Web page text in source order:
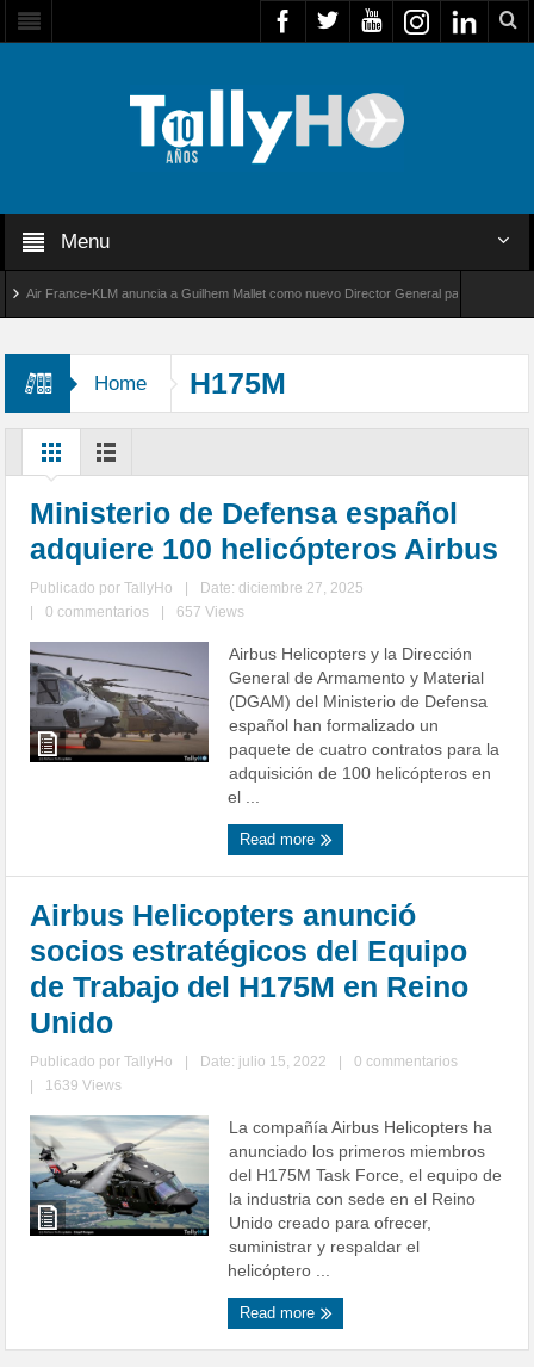
Menu
France-KLM anuncia a Guilhem Mallet como nuevo Director General para América Latina
Home H175M
Ministerio de Defensa español
adquiere 100 helicópteros Airbus
Publicado porTallyHo
Date: diciembre 27, 2025
0 commentarios 657 Views
Airbus Helicopters y la Dirección
General de Armamento y Material
(DGAM) del Ministerio de Defensa
español han formalizado un
paquete de cuatro contratos para la
adquisición de 100 helicópteros en
el ...
Read more
Airbus Helicopters anunció
socios estratégicos del Equipo
de Trabajo del H175M en Reino
Unido
Publicado porTallyHo Date: julio 15, 2022
0 commentarios
1639 Views
La compañía Airbus Helicopters ha
anunciado los primeros miembros
del H175M Task Force, el equipo de
la industria con sede en el Reino
Unido creado para ofrecer,
suministrar y respaldar el
helicóptero ...
Read more